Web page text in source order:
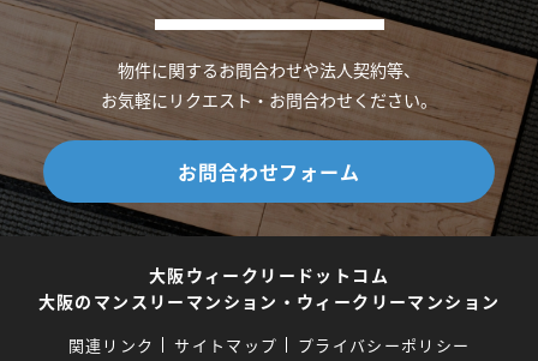
物件に関するお問合わせや法人契約等、
お気軽にリクエスト・お問合わせください。
お問合わせフォーム
大阪ウィークリードットコム
大阪のマンスリーマンション・ウィークリーマンション
関連リンク サイトマップ プライバシーポリシー